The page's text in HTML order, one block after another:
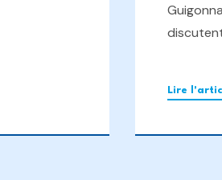
Lire